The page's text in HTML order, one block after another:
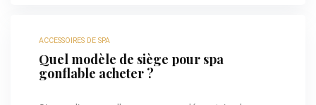
ACCESSOIRES DE SPA
Quel modèle de siège pour spa
gonflable acheter ?